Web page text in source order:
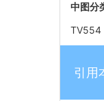
中图分
TV554
引用